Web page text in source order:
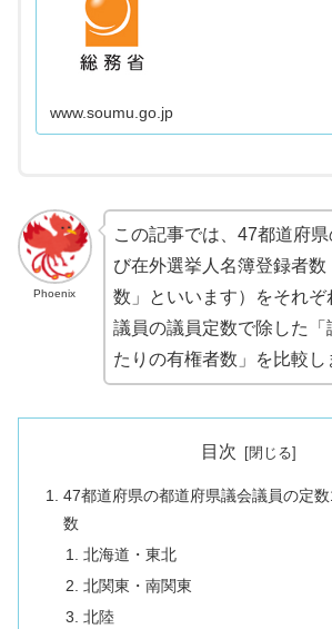
www.soumu.go.jp
Phoenix
この記事では、47都道府
び在外選挙人名簿登録者
数」といいます）をそれぞ
議員の議員定数で除した「
たりの有権者数」を比較し
目次
47都道府県の都道府県議会議員の定
数
北海道・東北
北関東・南関東
北陸